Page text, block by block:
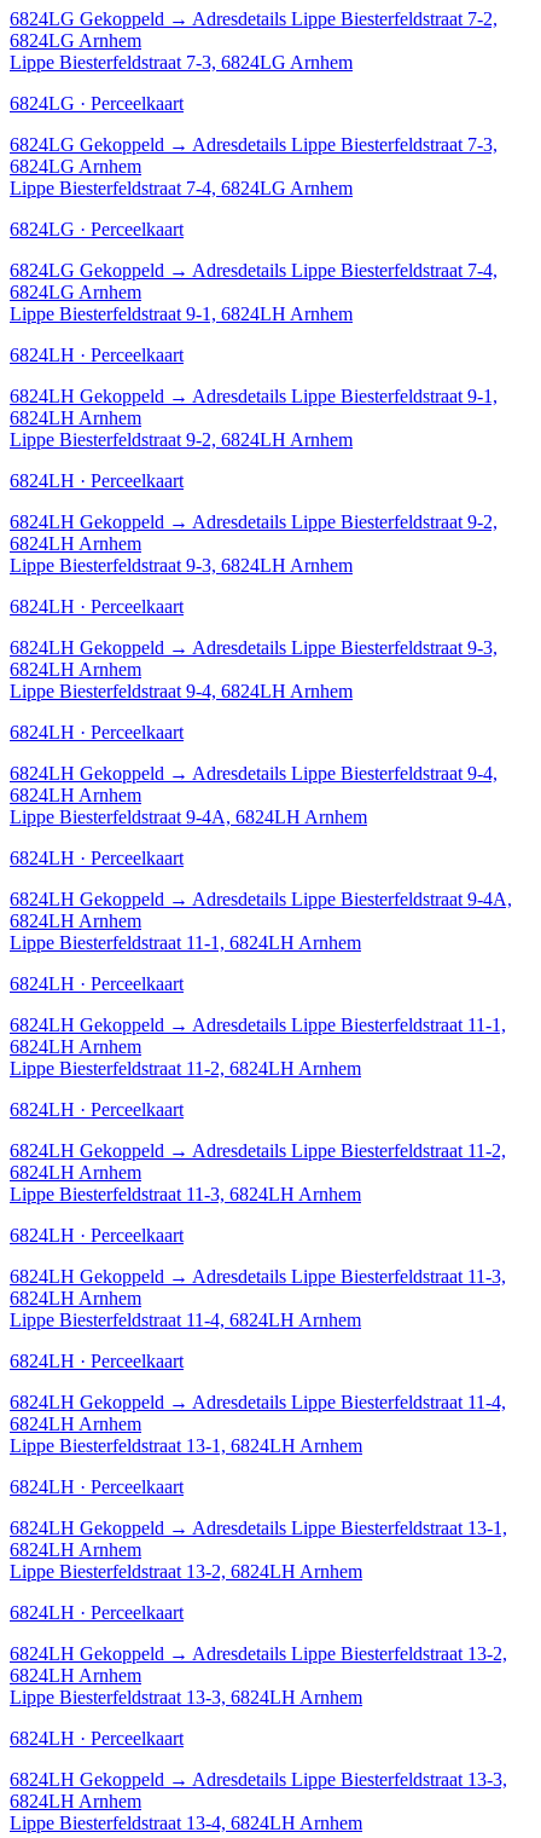
6824LG Gekoppeld → Adresdetails Lippe Biesterfeldstraat 7-2,
6824LG Arnhem
Lippe Biesterfeldstraat 7-3, 6824LG Arnhem
6824LG · Perceelkaart
6824LG Gekoppeld → Adresdetails Lippe Biesterfeldstraat 7-3,
6824LG Arnhem
Lippe Biesterfeldstraat 7-4, 6824LG Arnhem
6824LG · Perceelkaart
6824LG Gekoppeld → Adresdetails Lippe Biesterfeldstraat 7-4,
6824LG Arnhem
Lippe Biesterfeldstraat 9-1, 6824LH Arnhem
6824LH · Perceelkaart
6824LH Gekoppeld → Adresdetails Lippe Biesterfeldstraat 9-1,
6824LH Arnhem
Lippe Biesterfeldstraat 9-2, 6824LH Arnhem
6824LH · Perceelkaart
6824LH Gekoppeld → Adresdetails Lippe Biesterfeldstraat 9-2,
6824LH Arnhem
Lippe Biesterfeldstraat 9-3, 6824LH Arnhem
6824LH · Perceelkaart
6824LH Gekoppeld → Adresdetails Lippe Biesterfeldstraat 9-3,
6824LH Arnhem
Lippe Biesterfeldstraat 9-4, 6824LH Arnhem
6824LH · Perceelkaart
6824LH Gekoppeld → Adresdetails Lippe Biesterfeldstraat 9-4,
6824LH Arnhem
Lippe Biesterfeldstraat 9-4A, 6824LH Arnhem
6824LH · Perceelkaart
6824LH Gekoppeld → Adresdetails Lippe Biesterfeldstraat 9-4A,
6824LH Arnhem
Lippe Biesterfeldstraat 11-1, 6824LH Arnhem
6824LH · Perceelkaart
6824LH Gekoppeld → Adresdetails Lippe Biesterfeldstraat 11-1,
6824LH Arnhem
Lippe Biesterfeldstraat 11-2, 6824LH Arnhem
6824LH · Perceelkaart
6824LH Gekoppeld → Adresdetails Lippe Biesterfeldstraat 11-2,
6824LH Arnhem
Lippe Biesterfeldstraat 11-3, 6824LH Arnhem
6824LH · Perceelkaart
6824LH Gekoppeld → Adresdetails Lippe Biesterfeldstraat 11-3,
6824LH Arnhem
Lippe Biesterfeldstraat 11-4, 6824LH Arnhem
6824LH · Perceelkaart
6824LH Gekoppeld → Adresdetails Lippe Biesterfeldstraat 11-4,
6824LH Arnhem
Lippe Biesterfeldstraat 13-1, 6824LH Arnhem
6824LH · Perceelkaart
6824LH Gekoppeld → Adresdetails Lippe Biesterfeldstraat 13-1,
6824LH Arnhem
Lippe Biesterfeldstraat 13-2, 6824LH Arnhem
6824LH · Perceelkaart
6824LH Gekoppeld → Adresdetails Lippe Biesterfeldstraat 13-2,
6824LH Arnhem
Lippe Biesterfeldstraat 13-3, 6824LH Arnhem
6824LH · Perceelkaart
6824LH Gekoppeld → Adresdetails Lippe Biesterfeldstraat 13-3,
6824LH Arnhem
Lippe Biesterfeldstraat 13-4, 6824LH Arnhem